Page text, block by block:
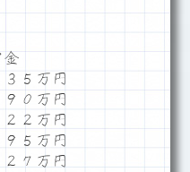
５万円
０万円
２万円
５万円
７万円